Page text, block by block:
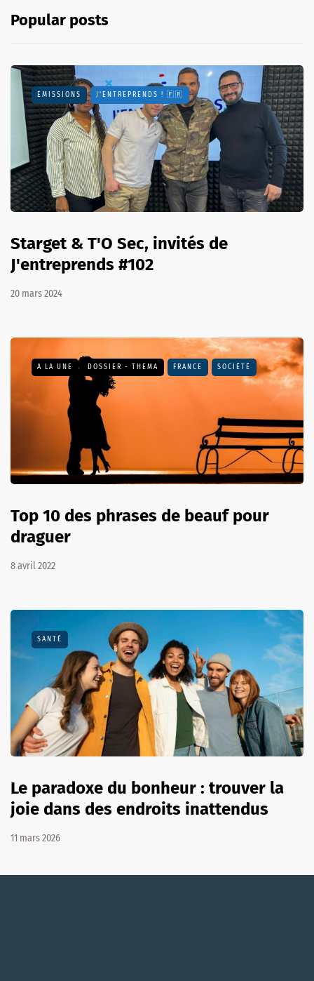
Popular posts
EMISSIONS J'ENTREPRENDS ! 🇫🇷
Starget & T'O Sec, invités de
J'entreprends #102
20 mars 2024
A LA UNE DOSSIER - THEMA FRANCE SOCIÉTÉ
Top 10 des phrases de beauf pour
draguer
8 avril 2022
SANTÉ
Le paradoxe du bonheur : trouver la
joie dans des endroits inattendus
11 mars 2026